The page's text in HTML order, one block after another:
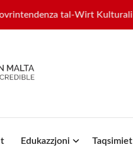
tal-Wirt Kulturali
Edukazzjoni Taqsimiet